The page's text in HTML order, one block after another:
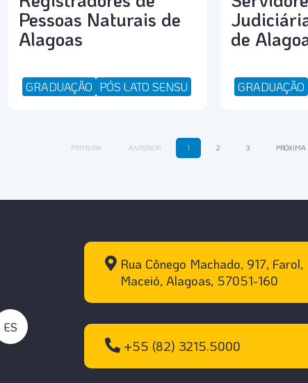
Pessoas Naturais de
Alagoas
GRADUAÇÃO PÓS LATO SENSU
de
GRADUAÇÃO
PRIMEIRA ANTERIOR 1 2 3 PRÓXIMA
ES
Rua Cônego Machado, 917, Farol,
Maceió, Alagoas, 57051-160
+55 (82) 3215.5000